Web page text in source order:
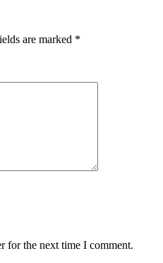
are marked *
for the next time I comment.